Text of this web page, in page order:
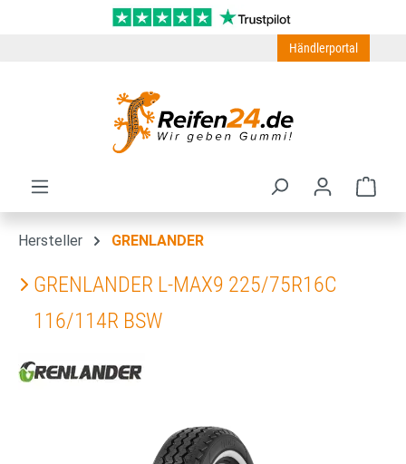
Zum Hauptinhalt springen
Händlerportal
Hersteller GRENLANDER
GRENLANDER L-MAX9 225/75R16C
116/114R BSW
Bildergalerie überspringen